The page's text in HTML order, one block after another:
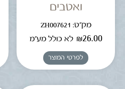
ואטבים
מק"ט: ZH007621
₪26.00 לא כולל מע"מ
לפרטי המוצר